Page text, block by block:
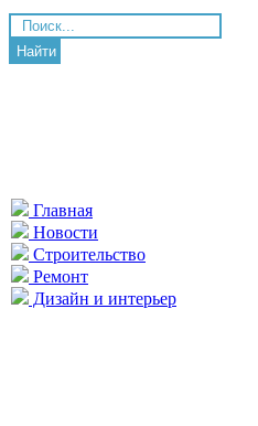
Найти
Главная
Новости
Строительство
Ремонт
Дизайн и интерьер